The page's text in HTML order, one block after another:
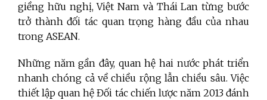
giềng hữu nghị, Việt Nam và Thái Lan từng bước
trở thành đối tác quan trọng hàng đầu của nhau
trong ASEAN.
Những năm gần đây, quan hệ hai nước phát triển
nhanh chóng cả về chiều rộng lẫn chiều sâu. Việc
thiết lập quan hệ Đối tác chiến lược năm 2013 đánh